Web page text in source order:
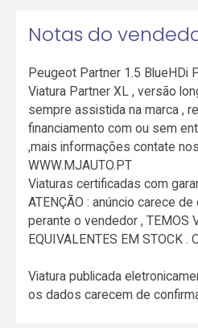
Notas do
Peugeot Partner 1.5 BlueHDi
Viatura Partner XL , versão
sempre assistida na marca ,
financiamento com ou sem
,mais informações contate
WWW.MJAUTO.PT
Viaturas certificadas com
ATENÇÃO : anúncio carece
perante o vendedor , TEMOS
EQUIVALENTES EM STOCK .
Viatura publicada
os dados carecem de